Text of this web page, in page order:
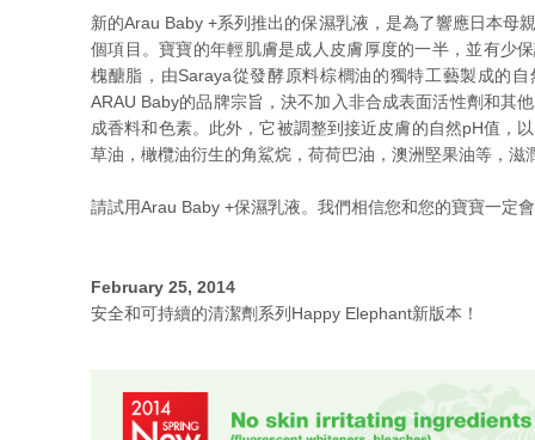
新的Arau Baby +系列推出的保濕乳液，是為了響應日本母
個項目。寶寶的年輕肌膚是成人皮膚厚度的一半，並有少
槐醣脂，由Saraya從發酵原料棕櫚油的獨特工藝製成的
ARAU Baby的品牌宗旨，決不加入非合成表面活性劑和其
成香料和色素。此外，它被調整到接近皮膚的自然pH值，
草油，橄欖油衍生的角鯊烷，荷荷巴油，澳洲堅果油等，滋
請試用Arau Baby +保濕乳液。我們相信您和您的寶寶一定
February 25, 2014
安全和可持續的清潔劑系列Happy Elephant新版本！